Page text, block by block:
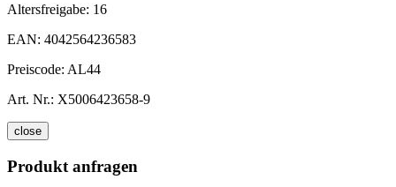
Altersfreigabe: 16
EAN: 4042564236583
Preiscode: AL44
Art. Nr.: X5006423658-9
close
Produkt anfragen